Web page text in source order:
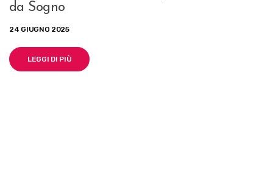
da Sogno
24 GIUGNO 2025
LEGGI DI PIÙ